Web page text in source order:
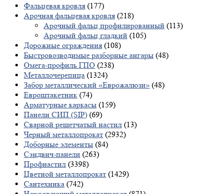
Фальцевая кровля (177)
Арочная фальцевая кровля (218)
Арочный фальц профилированный (113)
Арочный фальц гладкий (105)
Дорожные ограждения (108)
Быстровозводимые разборные ангары (48)
Омега-профиль ГПО (238)
Металлочерепица (1324)
Забор металлический «Еврожалюзи» (48)
Евроштакетник (74)
Арматурные каркасы (159)
Панели СИП (SIP) (69)
Сварной решетчатый настил (13)
Черный металлопрокат (2932)
Доборные элементы (84)
Сэндвич-панели (263)
Профнастил (3398)
Цветной металлопрокат (1429)
Сантехника (742)